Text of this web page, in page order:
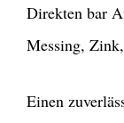
Direkten bar
Messing,
Einen